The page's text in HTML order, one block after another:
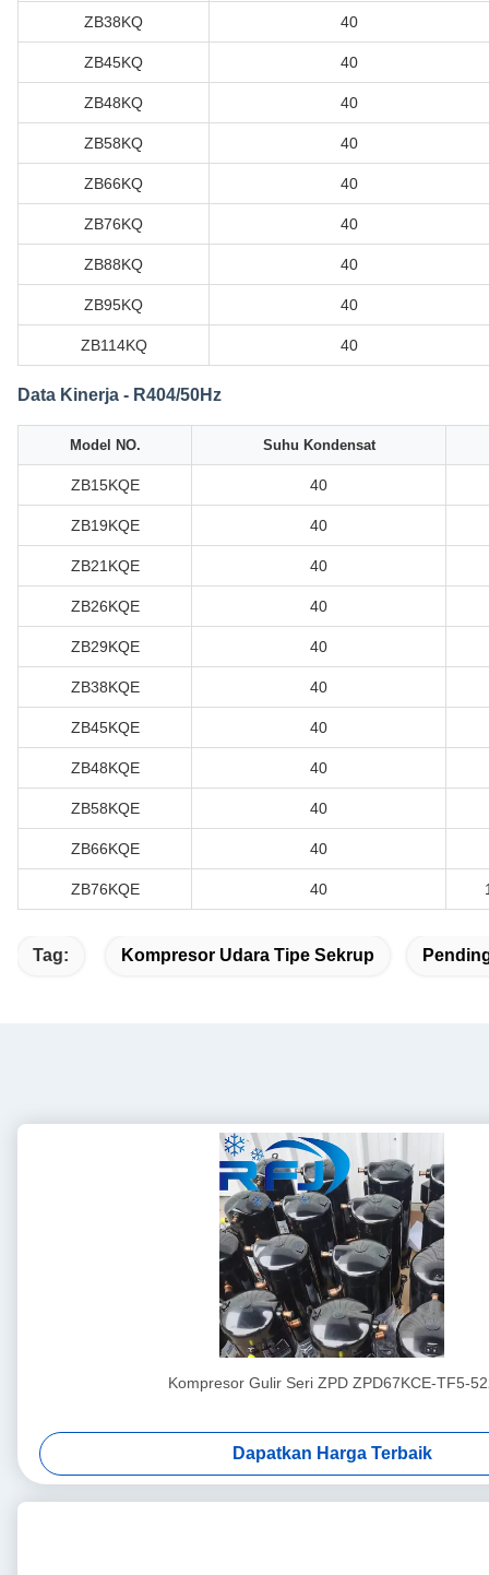
ZB38KQ 40
ZB45KQ 40
ZB48KQ 40
ZB58KQ 40
ZB66KQ 40
ZB76KQ 40
ZB88KQ 40
ZB95KQ 40
ZB114KQ 40
Data Kinerja - R404/50Hz
Model NO. Suhu Kondensat
ZB15KQE 40
ZB19KQE 40
ZB21KQE 40
ZB26KQE 40
ZB29KQE 40
ZB38KQE 40
ZB45KQE 40
ZB48KQE 40
ZB58KQE 40
ZB66KQE 40
ZB76KQE 40
Tag: Kompresor Udara Tipe Sekrup
Kompresor Gulir Seri ZPD ZPD67KCE-TF5-
Dapatkan Harga Terbaik